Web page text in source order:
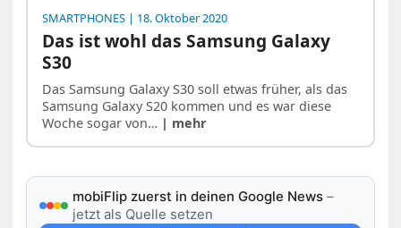
SMARTPHONES | 18. Oktober 2020
Das ist wohl das Samsung Galaxy
S30
Das Samsung Galaxy S30 soll etwas früher, als das
Samsung Galaxy S20 kommen und es war diese
Woche sogar von… | mehr
mobiFlip zuerst in deinen Google News –
jetzt als Quelle setzen